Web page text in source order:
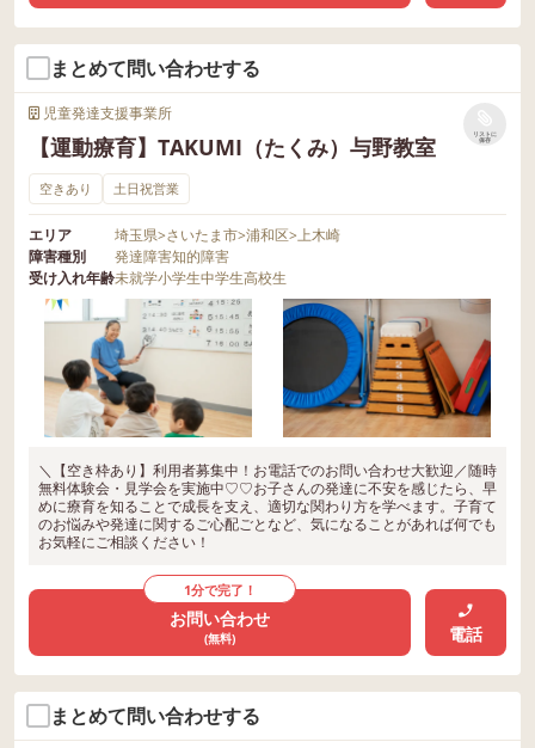
まとめて問い合わせする
児童発達支援事業所
【運動療育】TAKUMI（たくみ）与野教室
リストに
保存
空きあり 土日祝営業
エリア 埼玉県>さいたま市>浦和区>上木崎
障害種別
発達障害知的障害
受け入れ年齢未就学小学生中学生高校生
＼【空き枠あり】利用者募集中！お電話でのお問い合わせ大歓迎／随時
無料体験会・見学会を実施中♡♡お子さんの発達に不安を感じたら、早
めに療育を知ることで成長を支え、適切な関わり方を学べます。子育て
のお悩みや発達に関するご心配ごとなど、気になることがあれば何でも
お気軽にご相談ください！
1分で完了！
お問い合わせ
(無料) 電話
まとめて問い合わせする